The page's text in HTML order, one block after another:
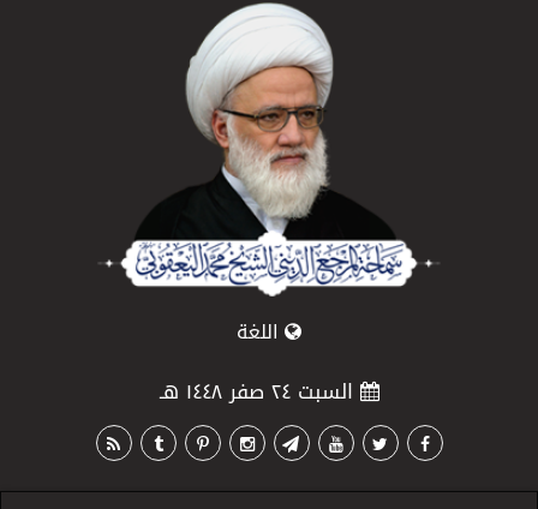
اللغة
السبت ٢٤ صفر ١٤٤٨ هـ